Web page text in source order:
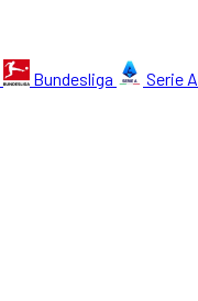
Bundesliga Serie A